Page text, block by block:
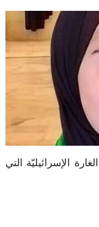
الإسرائيليّة التي